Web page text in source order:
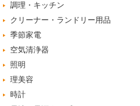
調理・キッチン
クリーナー・ランドリー用品
季節家電
空気清浄器
照明
理美容
時計